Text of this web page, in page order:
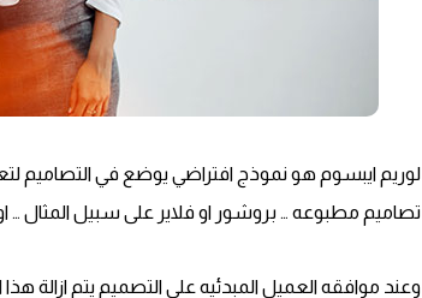
لوريم ايبسوم هو نموذج افتراضي يوضع في
تصاميم مطبوعه … بروشور او فلاير على سبيل المثال …
وعند موافقه العميل المبدئيه على التصميم يتم ازالة